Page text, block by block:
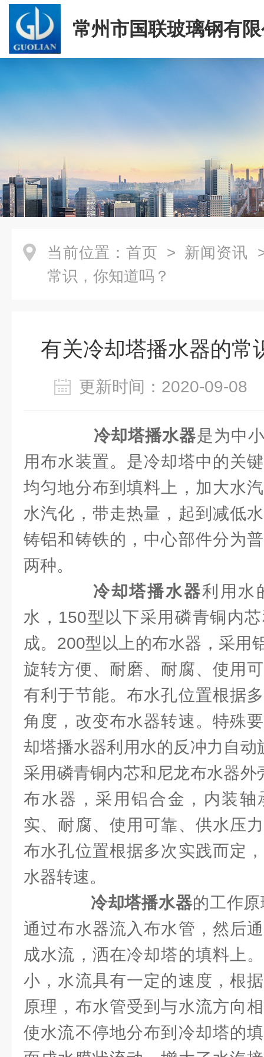
常州市国联玻璃钢有
当前位置： 首页 > 新闻资讯
常识，你知道吗？
有关冷却塔播水器的常
更新时间：2020-09-
冷却塔播水器是为中
用布水装置。是冷却塔中的关
均匀地分布到填料上，加大水
水汽化，带走热量，起到减低
铸铝和铸铁的，中心部件分为
两种。
冷却塔播水器利用水
水，150型以下采用磷青铜内
成。200型以上的布水器，采用
旋转方便、耐磨、耐腐、使用
有利于节能。布水孔位置根据
角度，改变布水器转速。特殊
却塔播水器利用水的反冲力自
采用磷青铜内芯和尼龙布水器
布水器，采用铝合金，内装轴
实、耐腐、使用可靠、供水压
布水孔位置根据多次实践而定
水器转速。
冷却塔播水器的工作
通过布水器流入布水管，然后
成水流，洒在冷却塔的填料上
小，水流具有一定的速度，根
原理，布水管受到与水流方向
使水流不停地分布到冷却塔的